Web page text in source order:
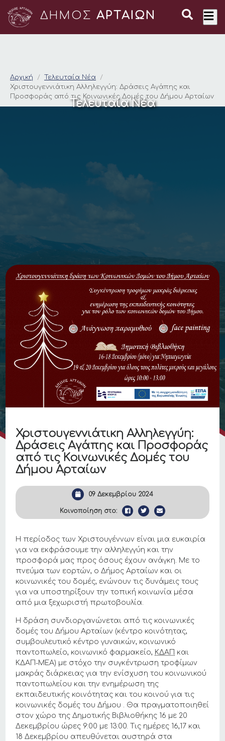
ΔΗΜΟΣ ΑΡΤΑΙΩΝ
Χριστουγεννιάτικη
Αρχική
Τελευταία Νέα
Χριστουγεννιάτικη Αλληλεγγύη: Δράσεις Αγάπης και
Προσφοράς από τις Κοινωνικές Δομές του Δήμου Αρταίων
Τελευταία Νέα
Χριστουγεννιάτικη Αλληλεγγύη:
Δράσεις Αγάπης και Προσφοράς
από τις Κοινωνικές Δομές του
Δήμου Αρταίων
09 Δεκεμβρίου 2024
Κοινοποίηση στο:
Η περίοδος των Χριστουγέννων είναι μια ευκαιρία
για να εκφράσουμε την αλληλεγγύη και την
προσφορά μας προς όσους έχουν ανάγκη. Με το
πνεύμα των εορτών, ο Δήμος Αρταίων και οι
κοινωνικές του δομές, ενώνουν τις δυνάμεις τους
για να υποστηρίξουν την τοπική κοινωνία μέσα
από μια ξεχωριστή πρωτοβουλία.
Η δράση συνδιοργανώνεται από τις κοινωνικές
δομές του Δήμου Αρταίων (κέντρο κοινότητας,
συμβουλευτικό κέντρο γυναικών, κοινωνικό
παντοπωλείο, κοινωνικό φαρμακείο, ΚΔΑΠ και
ΚΔΑΠ-ΜΕΑ) με στόχο την συγκέντρωση τροφίμων
μακράς διάρκειας για την ενίσχυση του κοινωνικού
παντοπωλείου και την ενημέρωση της
εκπαιδευτικής κοινότητας και του κοινού για τις
κοινωνικές δομές του Δήμου . Θα πραγματοποιηθεί
στον χώρο της Δημοτικής Βιβλιοθήκης 16 με 20
Δεκεμβρίου ώρες 9:00 με 13:00. Τις ημέρες 16,17 και
18 Δεκεμβρίου απευθύνεται αυστηρά στα